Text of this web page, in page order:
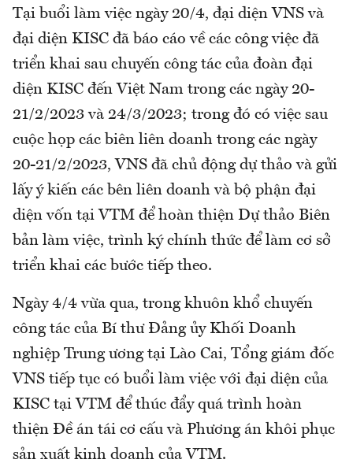
Tại buổi làm việc ngày 20/4, đại diện VNS và
đại diện KISC đã báo cáo về các công việc đã
triển khai sau chuyến công tác của đoàn đại
diện KISC đến Việt Nam trong các ngày 20-
21/2/2023 và 24/3/2023; trong đó có việc sau
cuộc họp các biên liên doanh trong các ngày
20-21/2/2023, VNS đã chủ động dự thảo và gửi
lấy ý kiến các bên liên doanh và bộ phận đại
diện vốn tại VTM để hoàn thiện Dự thảo Biên
bản làm việc, trình ký chính thức để làm cơ sở
triển khai các bước tiếp theo.
Ngày 4/4 vừa qua, trong khuôn khổ chuyến
công tác của Bí thư Đảng ủy Khối Doanh
nghiệp Trung ương tại Lào Cai, Tổng giám đốc
VNS tiếp tục có buổi làm việc với đại diện của
KISC tại VTM để thúc đẩy quá trình hoàn
thiện Đề án tái cơ cấu và Phương án khôi phục
sản xuất kinh doanh của VTM.